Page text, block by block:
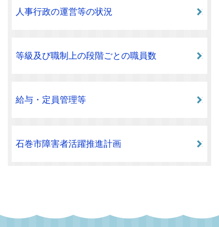
人事行政の運営等の状況
等級及び職制上の段階ごとの職員数
給与・定員管理等
石巻市障害者活躍推進計画